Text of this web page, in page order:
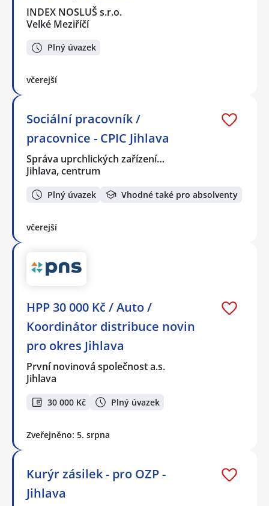
INDEX NOSLUŠ s.r.o.
Velké Meziříčí
Plný úvazek
včerejší
Sociální pracovník /
pracovnice - CPIC Jihlava
Správa uprchlických zařízení…
Jihlava, centrum
Plný úvazek Vhodné také pro absolventy
včerejší
HPP 30 000 Kč / Auto /
Koordinátor distribuce novin
pro okres Jihlava
První novinová společnost a.s.
Jihlava
30 000 Kč Plný úvazek
Zveřejněno: 5. srpna
Kurýr zásilek - pro OZP -
Jihlava